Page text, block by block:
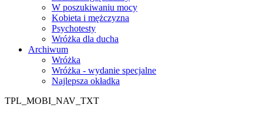
W poszukiwaniu mocy
Kobieta i mężczyzna
Psychotesty
Wróżka dla ducha
Archiwum
Wróżka
Wróżka - wydanie specjalne
Najlepsza okładka
TPL_MOBI_NAV_TXT